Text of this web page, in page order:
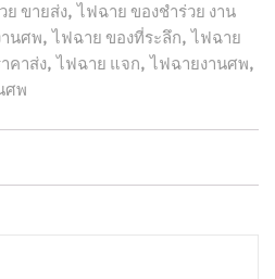
ย ขายส่ง, ไฟฉาย ของชำร่วย งาน
นศพ, ไฟฉาย ของที่ระลึก, ไฟฉาย
คาส่ง, ไฟฉาย แจก, ไฟฉายงานศพ,
ศพ